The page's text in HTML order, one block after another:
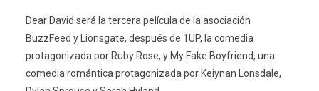
Dear David será la tercera película de la asociación
BuzzFeed y Lionsgate, después de 1UP, la comedia
protagonizada por Ruby Rose, y My Fake Boyfriend, una
comedia romántica protagonizada por Keiynan Lonsdale,